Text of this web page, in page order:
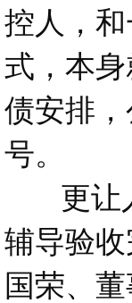
控人，
式，本
债安排
号。
更让人
辅导验
国荣、